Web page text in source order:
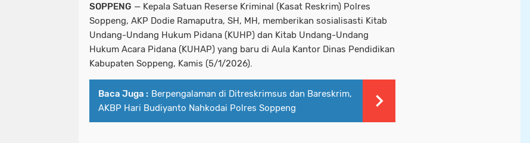
SOPPENG — Kepala Satuan Reserse Kriminal (Kasat Reskrim) Polres
Soppeng, AKP Dodie Ramaputra, SH, MH, memberikan sosialisasti Kitab
Undang-Undang Hukum Pidana (KUHP) dan Kitab Undang-Undang
Hukum Acara Pidana (KUHAP) yang baru di Aula Kantor Dinas Pendidikan
Kabupaten Soppeng, Kamis (5/1/2026).
Baca Juga : Berpengalaman di Ditreskrimsus dan Bareskrim,
AKBP Hari Budiyanto Nahkodai Polres Soppeng